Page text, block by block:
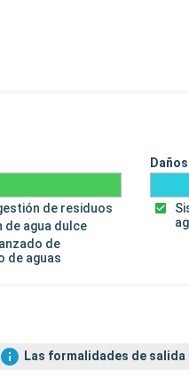
de residuos
de agua dulce
de
de aguas
Daños
Las formalidades de salida